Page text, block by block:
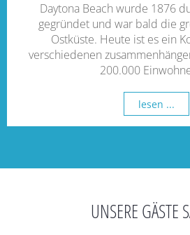
Daytona Beach wurde 1876
gegründet und war bald die
Ostküste. Heute ist es ein
verschiedenen
200.000
lesen ...
UNSERE GÄSTE